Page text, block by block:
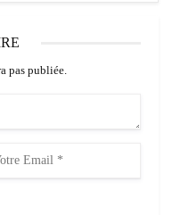
pas publiée.